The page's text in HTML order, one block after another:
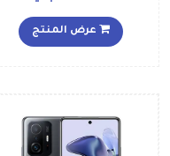
LTE بلون أزرق بحري إصدار
عرض المنتج